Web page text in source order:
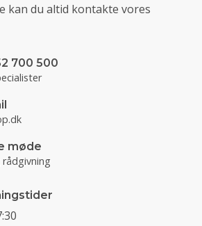
kan du altid kontakte vores
700 500
møde